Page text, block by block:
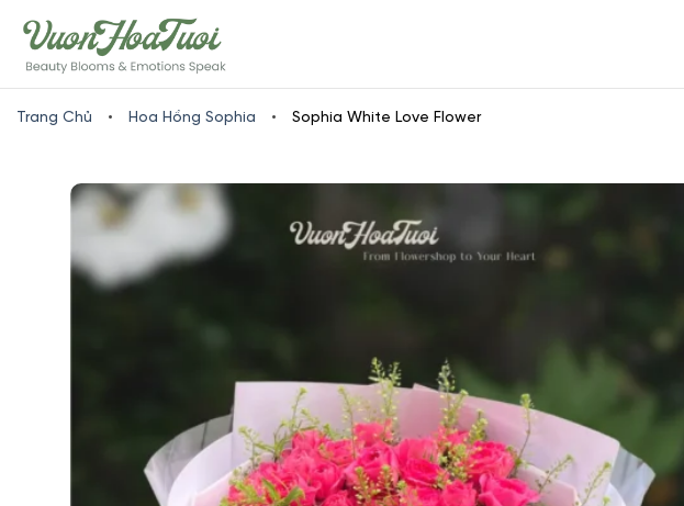
to
content
Trang Chủ • Hoa Hồng Sophia • Sophia White Love Flower